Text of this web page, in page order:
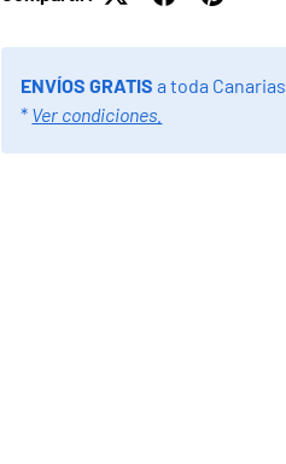
ENVÍOS GRATISa toda Canarias.
* Ver condiciones.